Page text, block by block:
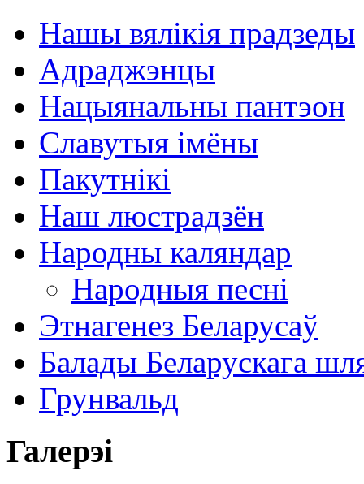
Нашы вялікія прадзеды
Адраджэнцы
Нацыянальны пантэон
Славутыя імёны
Пакутнікі
Наш люстрадзён
Народны каляндар
Народныя песні
Этнагенез Беларусаў
Балады Беларускага
Грунвальд
Галерэі